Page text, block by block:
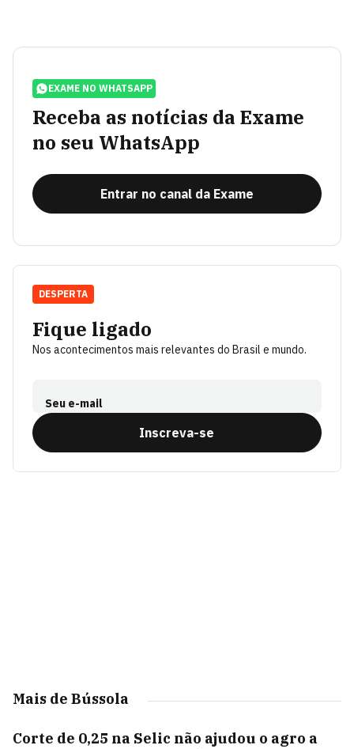
EXAME NO WHATSAPP
Receba as notícias da Exame
no seu WhatsApp
Entrar no canal da Exame
Fique ligado
Nos acontecimentos mais relevantes do Brasil e mundo.
Seu e-mail
Inscreva-se
DESPERTA
Mais de Bússola
Corte de 0,25 na Selic não ajudou o agro a